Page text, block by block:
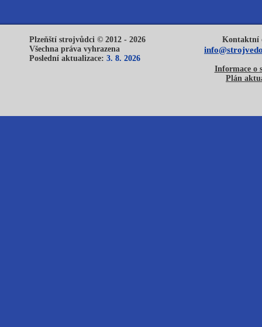
Plzeňští strojvůdci © 2012 - 2026
Všechna práva vyhrazena
Poslední aktualizace: 3. 8. 2026
Kontaktní
Informace o
Plán